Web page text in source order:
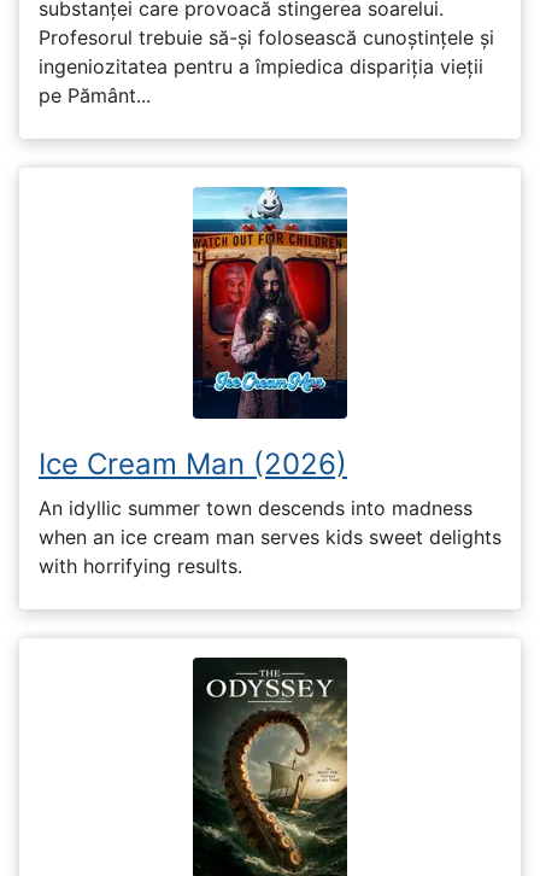
substanței care provoacă stingerea soarelui.
Profesorul trebuie să-și folosească cunoștințele și
ingeniozitatea pentru a împiedica dispariția vieții
pe Pământ...
Ice Cream Man (2026)
An idyllic summer town descends into madness
when an ice cream man serves kids sweet delights
with horrifying results.